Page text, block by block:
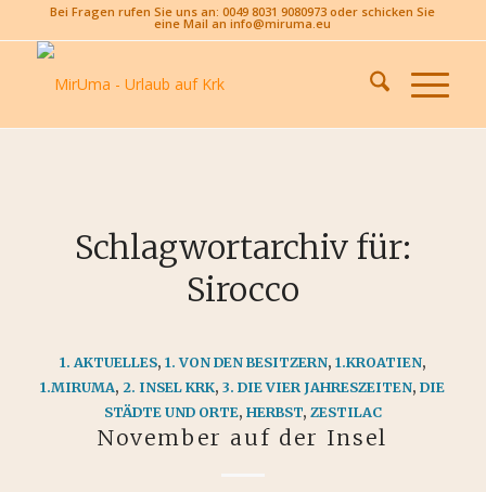
Bei Fragen rufen Sie uns an: 0049 8031 9080973 oder schicken Sie
eine Mail an info@miruma.eu
Schlagwortarchiv für:
Sirocco
1. AKTUELLES, 1. VON DEN BESITZERN, 1.KROATIEN,
1.MIRUMA,2. INSEL KRK,3. DIE VIER JAHRESZEITEN,DIE
STÄDTE UND ORTE, HERBST, ZESTILAC
November auf der Insel